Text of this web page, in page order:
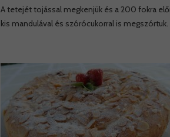
A tetejét tojással megkenjük és a 200 fokra
kis mandulával és szórócukorral is megszórtuk.